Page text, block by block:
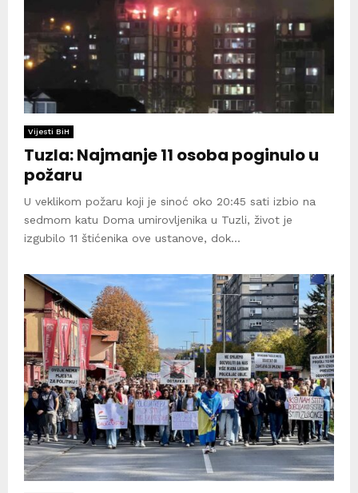
Vijesti BiH
Tuzla: Najmanje 11 osoba poginulo u
požaru
U veklikom požaru koji je sinoć oko 20:45 sati izbio na
sedmom katu Doma umirovljenika u Tuzli, život je
izgubilo 11 štićenika ove ustanove, dok...